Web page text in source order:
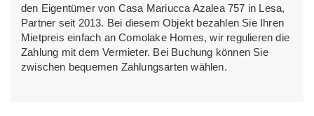
den Eigentümer von Casa Mariucca Azalea 757 in Lesa,
Partner seit 2013. Bei diesem Objekt bezahlen Sie Ihren
Mietpreis einfach an Comolake Homes, wir regulieren die
Zahlung mit dem Vermieter. Bei Buchung können Sie
zwischen bequemen Zahlungsarten wählen.